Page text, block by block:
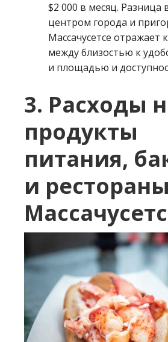
$2 000 в месяц. Разница
центром города и
Массачусетсе отражает
между близостью к
и площадью и
3. Расходы
продукты
питания,
и